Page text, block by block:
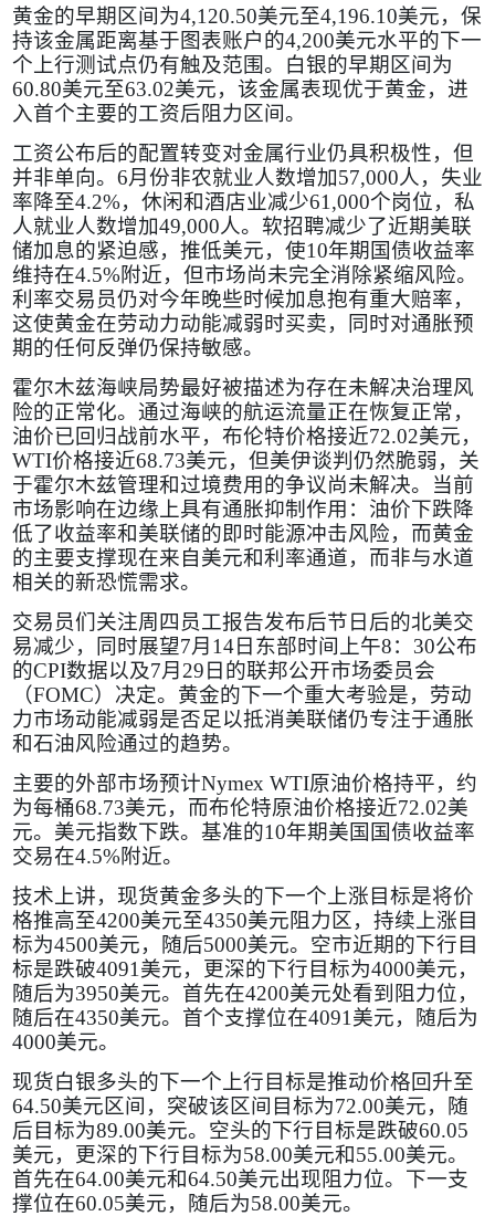
黄金的早期区间为4,120.50美元至4,196.10美元，保
持该金属距离基于图表账户的4,200美元水平的下一
个上行测试点仍有触及范围。白银的早期区间为
60.80美元至63.02美元，该金属表现优于黄金，进
入首个主要的工资后阻力区间。
工资公布后的配置转变对金属行业仍具积极性，但
并非单向。 6月份非农就业人数增加57,000人，失业
率降至4.2%，休闲和酒店业减少61,000个岗位，私
人就业人数增加49,000人。软招聘减少了近期美联
储加息的紧迫感，推低美元，使10年期国债收益率
维持在4.5%附近，但市场尚未完全消除紧缩风险。
利率交易员仍对今年晚些时候加息抱有重大赔率，
这使黄金在劳动力动能减弱时买卖，同时对通胀预
期的任何反弹仍保持敏感。
霍尔木兹海峡局势最好被描述为存在未解决治理风
险的正常化。通过海峡的航运流量正在恢复正常，
油价已回归战前水平，布伦特价格接近72.02美元，
WTI价格接近68.73美元，但美伊谈判仍然脆弱，关
于霍尔木兹管理和过境费用的争议尚未解决。当前
市场影响在边缘上具有通胀抑制作用：油价下跌降
低了收益率和美联储的即时能源冲击风险，而黄金
的主要支撑现在来自美元和利率通道，而非与水道
相关的新恐慌需求。
交易员们关注周四员工报告发布后节日后的北美交
易减少，同时展望7月 14日东部时间上午8： 30公布
的CPI数据以及7月 29日的联邦公开市场委员会
（FOMC）决定。黄金的下一个重大考验是，劳动
力市场动能减弱是否足以抵消美联储仍专注于通胀
和石油风险通过的趋势。
主要的外部市场预计Nymex WTI原油价格持平，约
为每桶68.73美元，而布伦特原油价格接近72.02美
元。美元指数下跌。基准的10年期美国国债收益率
交易在4.5%附近。
技术上讲，现货黄金多头的下一个上涨目标是将价
格推高至4200美元至4350美元阻力区，持续上涨目
标为4500美元，随后5000美元。空市近期的下行目
标是跌破4091 美元，更深的下行目标为4000美元，
随后为3950美元。首先在4200美元处看到阻力位，
随后在4350美元。首个支撑位在4091 美元，随后为
4000美元。
现货白银多头的下一个上行目标是推动价格回升至
64.50美元区间，突破该区间目标为72.00美元，随
后目标为89.00美元。空头的下行目标是跌破60.05
美元，更深的下行目标为58.00美元和55.00美元。
首先在64.00美元和64.50美元出现阻力位。下一支
撑位在60.05美元，随后为58.00美元。